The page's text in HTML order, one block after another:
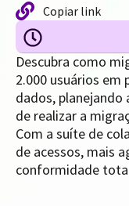
Copiar link
Descubra como
2.000 usuários
dados, planejando
de realizar a
Com a suíte de
de acessos, mais
conformidade